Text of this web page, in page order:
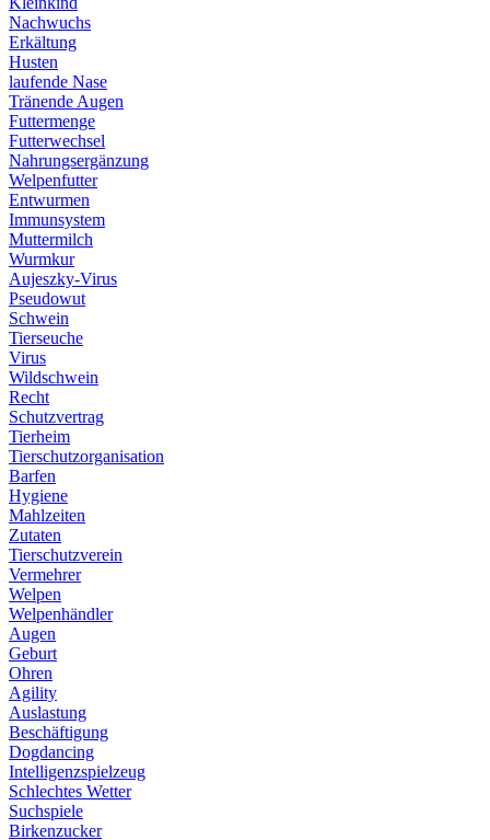
Nachwuchs
Erkältung
Husten
laufende Nase
Tränende Augen
Futtermenge
Futterwechsel
Nahrungsergänzung
Welpenfutter
Entwurmen
Immunsystem
Muttermilch
Wurmkur
Aujeszky-Virus
Pseudowut
Schwein
Tierseuche
Virus
Wildschwein
Recht
Schutzvertrag
Tierheim
Tierschutzorganisation
Barfen
Hygiene
Mahlzeiten
Zutaten
Tierschutzverein
Vermehrer
Welpen
Welpenhändler
Augen
Geburt
Ohren
Agility
Auslastung
Beschäftigung
Dogdancing
Intelligenzspielzeug
Schlechtes Wetter
Suchspiele
Birkenzucker